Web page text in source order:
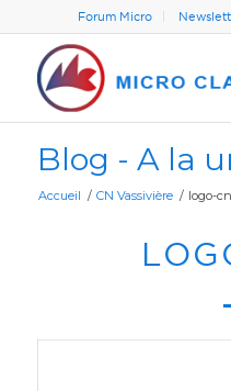
Forum Micro
Blog - A la
Accueil / CN Vassivière / logo-